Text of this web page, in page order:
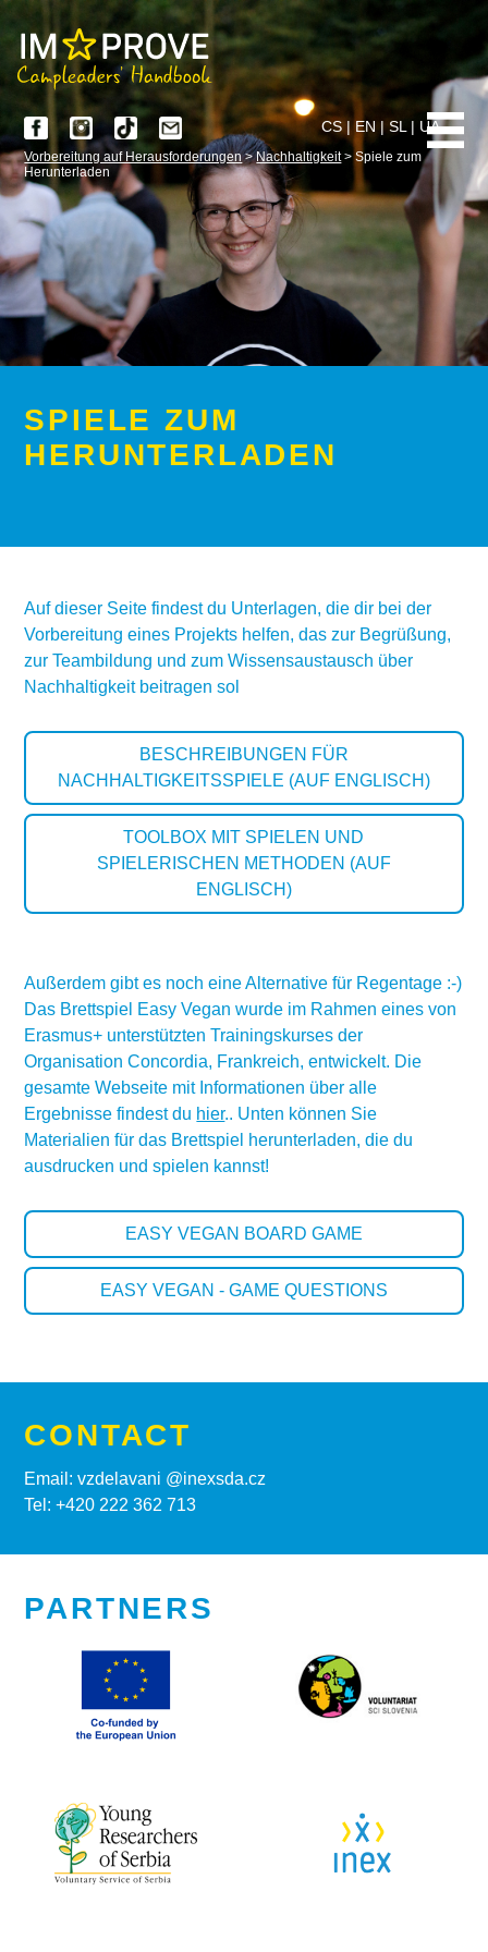
CS | EN |SL | UA
Vorbereitung auf Herausforderungen>Nachhaltigkeit> Spiele zum
Herunterladen
SPIELE ZUM
HERUNTERLADEN
Auf dieser Seite findest du Unterlagen, die dir bei der
Vorbereitung eines Projekts helfen, das zur Begrüßung,
zur Teambildung und zum Wissensaustausch über
Nachhaltigkeit beitragen sol
BESCHREIBUNGEN FÜR
NACHHALTIGKEITSSPIELE (AUF ENGLISCH)
TOOLBOX MIT SPIELEN UND
SPIELERISCHEN METHODEN (AUF
ENGLISCH)
Außerdem gibt es noch eine Alternative für Regentage :-)
Das Brettspiel Easy Vegan wurde im Rahmen eines von
Erasmus+ unterstützten Trainingskurses der
Organisation Concordia, Frankreich, entwickelt. Die
gesamte Webseite mit Informationen über alle
Ergebnisse findest du hier.. Unten können Sie
Materialien für das Brettspiel herunterladen, die du
ausdrucken und spielen kannst!
EASY VEGAN BOARD GAME
EASY VEGAN - GAME QUESTIONS
CONTACT
Email: vzdelavani @inexsda.cz
Tel: +420 222 362 713
PARTNERS